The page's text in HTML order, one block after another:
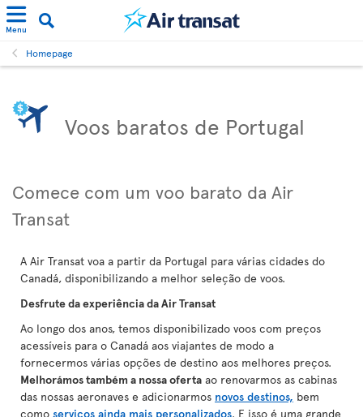
Menu
Homepage
Voos baratos de Portugal
Comece com um voo barato da Air
Transat
A Air Transat voa a partir da Portugal para várias cidades do
Canadá, disponibilizando a melhor seleção de voos.
Desfrute da experiência da Air Transat
Ao longo dos anos, temos disponibilizado voos com preços
acessíveis para o Canadá aos viajantes de modo a
fornecermos várias opções de destino aos melhores preços.
Melhorámos também a nossa oferta ao renovarmos as cabinas
das nossas aeronaves e adicionarmos novos destinos, bem
como serviços ainda mais personalizados. E isso é uma grande